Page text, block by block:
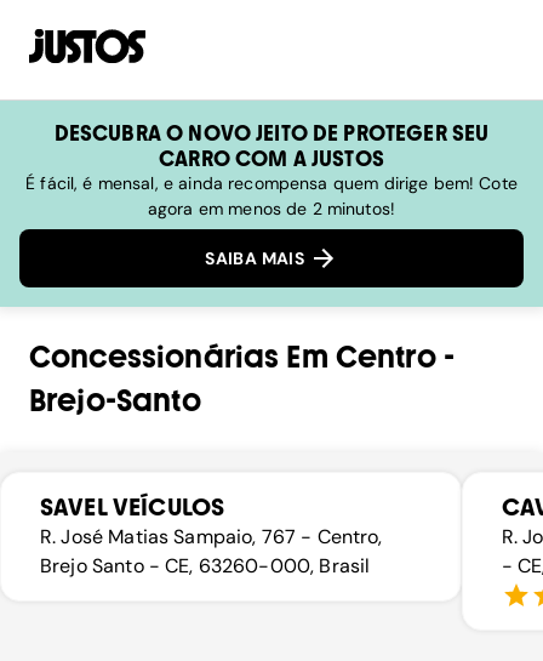
DESCUBRA O NOVO JEITO DE PROTEGER SEU
CARRO COM A JUSTOS
É fácil, é mensal, e ainda recompensa quem dirige bem! Cote
agora em menos de 2 minutos!
SAIBA MAIS
Concessionárias Em Centro-
Brejo-Santo
SAVEL VEÍCULOS
R. José Matias Sampaio, 767 - Centro,
Brejo Santo - CE, 63260-000, Brasil
R.
-